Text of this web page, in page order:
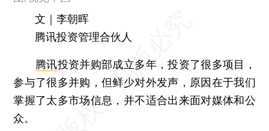
文｜李朝晖
腾讯投资管理合伙人
腾讯投资并购部成立多年，投资了很多项目，
参与了很多并购，但鲜少对外发声，原因在于我们
掌握了太多市场信息，并不适合出来面对媒体和公
众。